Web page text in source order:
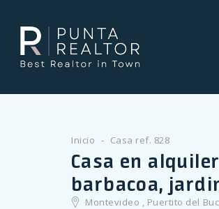
Inicio Casa ref. 828
Casa en
barbacoa,
Montevideo , Puertito del